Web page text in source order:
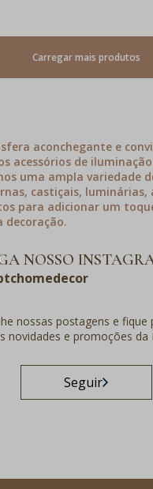
Carregar mais produtos
aconchegante e
acessórios de
uma ampla variedade
castiçais, luminárias,
para adicionar um
decoração.
NOSSO
nossas postagens e fique
novidades e promoções da
Seguir